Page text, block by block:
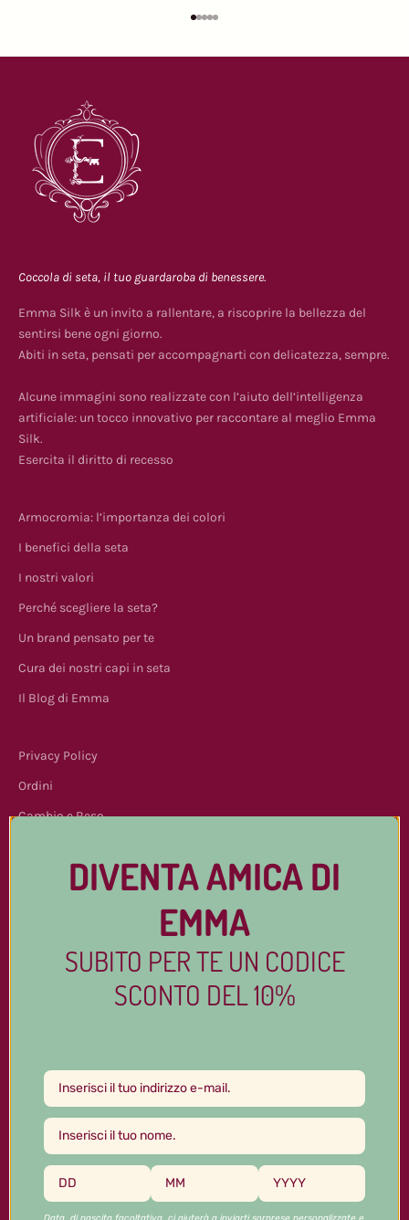
Vai all'articolo 1
Vai all'articolo 2
Vai all'articolo 3
Vai all'articolo 4
Vai all'articolo 5
Coccola di seta, il tuo guardaroba di benessere.
Emma Silk è un invito a rallentare, a riscoprire la bellezza del
sentirsi bene ogni giorno.
Abiti in seta, pensati per accompagnarti con delicatezza, sempre.
Alcune immagini sono realizzate con l’aiuto dell’intelligenza
artificiale: un tocco innovativo per raccontare al meglio Emma
Silk.
Esercita il diritto di recesso
Armocromia: l’importanza dei colori
I benefici della seta
I nostri valori
Perché scegliere la seta?
Un brand pensato per te
Cura dei nostri capi in seta
Il Blog di Emma
Privacy Policy
Ordini
Cambio e Reso
Camicie
Pantaloni e Shorts
Canotte e T-Shirt
DIVENTA AMICA DI
EMMA
SUBITO PER TE UN CODICE
SCONTO DEL 10%